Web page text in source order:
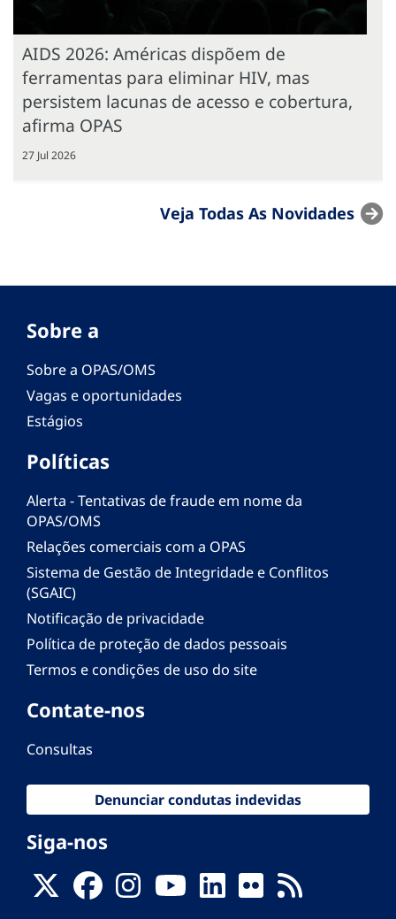
AIDS 2026: Américas dispõem de
ferramentas para eliminar HIV, mas
persistem lacunas de acesso e cobertura,
afirma OPAS
27 Jul 2026
Veja Todas As Novidades
Sobre a
Sobre a OPAS/OMS
Vagas e oportunidades
Estágios
Políticas
Alerta - Tentativas de fraude em nome da
OPAS/OMS
Relações comerciais com a OPAS
Sistema de Gestão de Integridade e Conflitos
(SGAIC)
Notificação de privacidade
Política de proteção de dados pessoais
Termos e condições de uso do site
Contate-nos
Consultas
Denunciar condutas indevidas
Siga-nos